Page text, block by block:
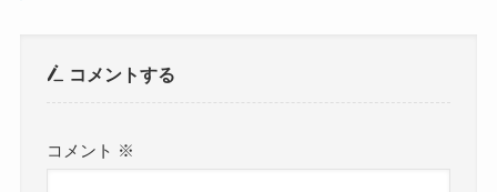
コメントする
コメント ※